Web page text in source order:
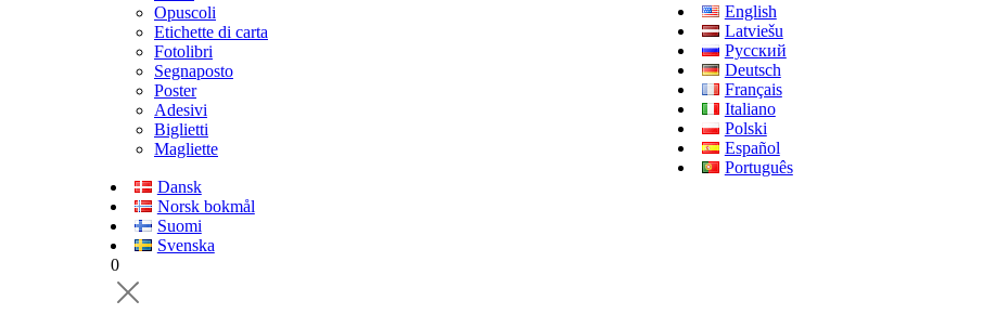
Opuscoli
Etichette di carta
Fotolibri
Segnaposto
Poster
Adesivi
Biglietti
Magliette
English
Latviešu
Русский
Deutsch
Français
Italiano
Polski
Español
Português
Dansk
Norsk bokmål
Suomi
Svenska
0